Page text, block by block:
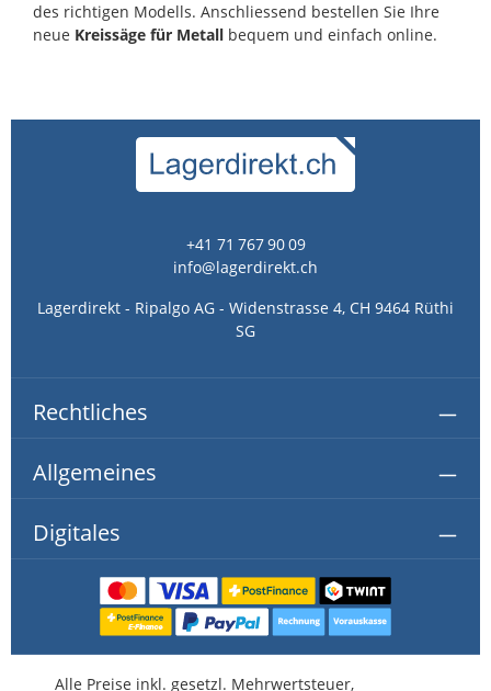
des richtigen Modells. Anschliessend bestellen Sie Ihre
neue Kreissäge für Metall bequem und einfach online.
+41 71 767 90 09
info@lagerdirekt.ch
Lagerdirekt - Ripalgo AG - Widenstrasse 4, CH 9464 Rüthi
SG
Rechtliches
Allgemeines
Digitales
Alle Preise inkl. gesetzl. Mehrwertsteuer,